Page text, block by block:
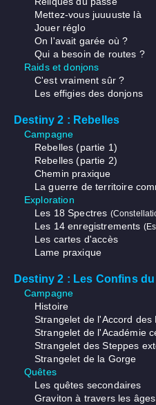
Mettez-vous juuuuste là
Jouer réglo
On l'avait garée où ?
Qui a besoin de routes ?
Raids et donjons
C'est vraiment sûr ?
Les effigies des donjons
Destiny 2 : Rebelles
Campagne
Rebelles (partie 1)
Rebelles (partie 2)
Chemin praxique
La guerre de territoire
Exploration
Les 18 Spectres
Les 14 enregistrements
Les cartes d'accès
Lame praxique
Destiny 2 : Les Confins
Campagne
Histoire
Strangelet de l'Accord des
Strangelet de l'Académie
Strangelet des Steppes
Strangelet de la Gorge
Quêtes
Les quêtes secondaires
Graviton à travers les